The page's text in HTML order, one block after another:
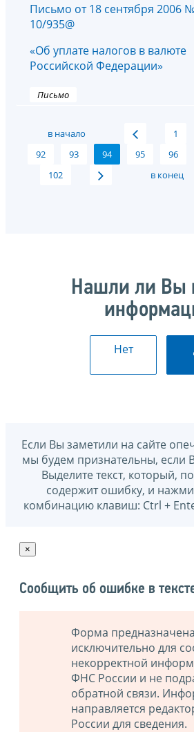
Письмо от 18 сентября 2006
10/935@
«Об уплате налогов в валюте
Российской Федерации»
Письмо
в начало 1
92
93 94 95 96
102
в конец
Нашли ли Вы
Нет
Если Вы заметили на сайте
мы будем признательны, если
Выделите текст, который,
содержит ошибку, и
комбинацию клавиш: Ctrl +
×
Сообщить об ошибке в
Форма предназначена
исключительно для
некорректной
ФНС России и не
обратной связи.
направляется
России для сведения.